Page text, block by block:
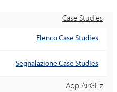
Case Studies
Elenco Case Studies
Segnalazione Case Studies
App AirGHz